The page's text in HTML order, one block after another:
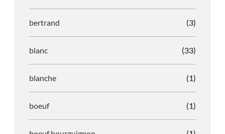
bertrand (3)
blanc (33)
blanche (1)
boeuf (1)